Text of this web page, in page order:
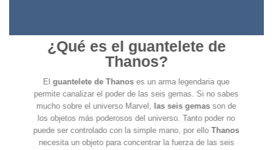
¿Qué es el guantelete de
Thanos?
El guantelete de Thanos es un arma legendaria que
permite canalizar el poder de las seis gemas. Si no sabes
mucho sobre el universo Marvel,
las seis gemas son de
los objetos más poderosos del universo. Tanto poder no
puede ser controlado con la simple mano, por elloThanos
necesita un objeto para concentrar la fuerza de las seis